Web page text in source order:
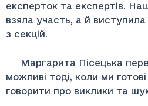
експерток та експертів.
взяла участь, а й
з секцій.
Маргарита Пісецька
можливі тоді, коли ми
говорити про виклики та